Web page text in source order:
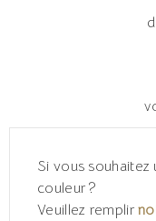
Si vous souhaitez
couleur ?
Veuillez remplir